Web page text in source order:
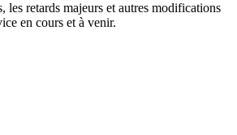
les retards majeurs et autres modifications
en cours et à venir.